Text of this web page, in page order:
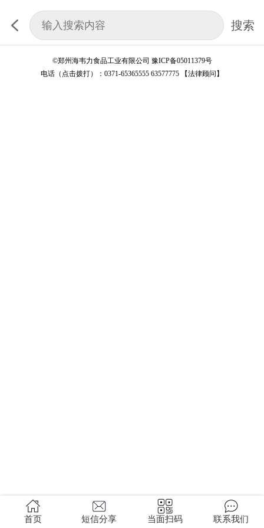
搜索
©郑州海韦力食品工业有限公司 豫ICP备05011379号
电话（点击拨打）： 0371-65365555 63577775 【法律顾问】
首页 短信分享 当面扫码 联系我们